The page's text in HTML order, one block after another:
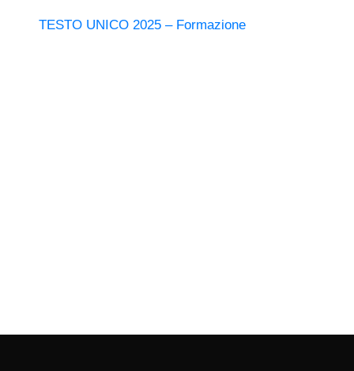
TESTO UNICO 2025 – Formazione